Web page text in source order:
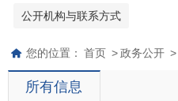
公开机构与联系方式
您的位置： 首页 > 政务公开 >
所有信息